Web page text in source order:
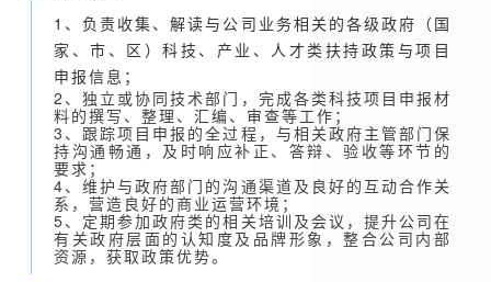
1、负责收集、解读与公司业务相关的各级政府（国
家、市、区）科技、产业、人才类扶持政策与项目
申报信息；
2、独立或协同技术部门，完成各类科技项目申报材
料的撰写、整理、汇编、审查等工作；
3、跟踪项目申报的全过程，与相关政府主管部门保
持沟通畅通，及时响应补正、答辩、验收等环节的
要求；
4、维护与政府部门的沟通渠道及良好的互动合作关
系，营造良好的商业运营环境；
5、定期参加政府类的相关培训及会议，提升公司在
有关政府层面的认知度及品牌形象，整合公司内部
资源，获取政策优势。